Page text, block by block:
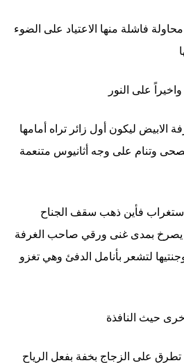
فاشلة منها الاعتياد على الضوء
على النور
الابيض ليكون أول زائر تراه أمامها
وتنام على وجه أثانيوس متنعمة
فأين ذهب سقف الجناح
يصرخ بمدى غنى ورقي صاحب الغرفة
لتشعر بأنامل الدفئ وهي تغزو
حيث النافذة
على الزجاج بخفة بفعل الرياح